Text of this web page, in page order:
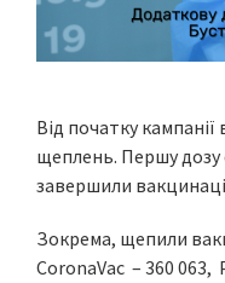
Від початку
щеплень. Першу дозу
завершили
Зокрема, щепили
CoronaVac – 360 063,